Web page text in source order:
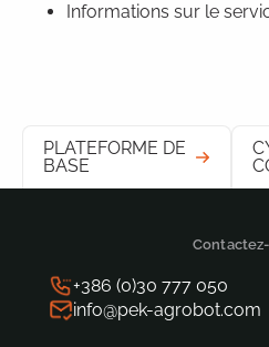
Informations sur le
PLATEFORME DE
BASE
+386 (0)30 777 050
info@pek-agrobot.com